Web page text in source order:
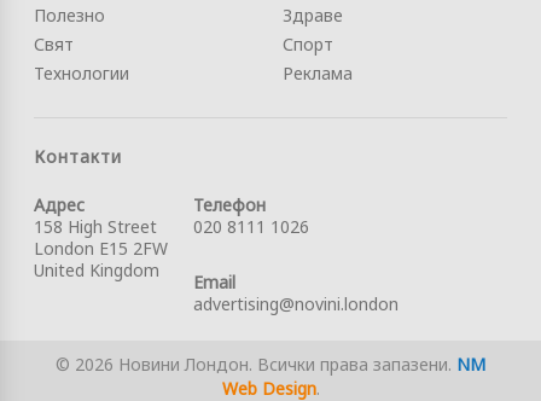
Полезно
Свят
Технологии
Здраве
Спорт
Реклама
Контакти
Адрес
158 High Street
London E15 2FW
United Kingdom
Телефон
020 8111 1026
Email
advertising@novini.london
© 2026 Новини Лондон. Всички права запазени. NM
Web Design.